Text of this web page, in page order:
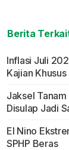
Berita
Inflasi Juli
Kajian Khusus
Jaksel
Disulap Jadi
El Nino
SPHP Beras